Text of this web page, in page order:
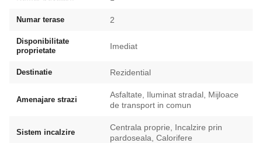
Numar terase 2
Disponibilitate
proprietate
Imediat
Destinatie Rezidential
Amenajare strazi
Asfaltate, Iluminat stradal, Mijloace
de transport in comun
Sistem incalzire
Centrala proprie, Incalzire prin
pardoseala, Calorifere